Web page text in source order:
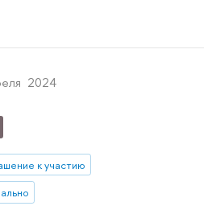
2024
к участию